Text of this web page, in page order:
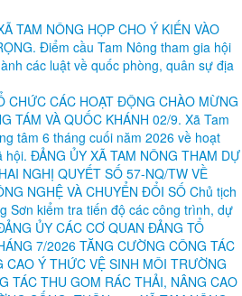
TAM NÔNG HỌP CHO Ý KIẾN VÀO
Điểm cầu Tam Nông tham gia hội
các luật về quốc phòng, quân sự địa
CHỨC CÁC HOẠT ĐỘNG CHÀO MỪNG
TÁM VÀ QUỐC KHÁNH 02/9. Xã Tam
tâm 6 tháng cuối năm 2026 về hoạt
hội. ĐẢNG ỦY XÃ TAM NÔNG THAM DỰ
NGHỊ QUYẾT SỐ 57-NQ/TW VỀ
NGHỆ VÀ CHUYỂN ĐỔI SỐ Chủ tịch
Sơn kiểm tra tiến độ các công trình, dự
ỦY CÁC CƠ QUAN ĐẢNG TỔ
7/2026 TĂNG CƯỜNG CÔNG TÁC
CAO Ý THỨC VỆ SINH MÔI TRƯỜNG
TÁC THU GOM RÁC THẢI, NÂNG CAO